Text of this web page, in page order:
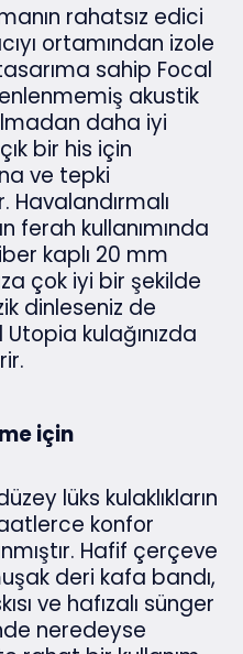
rahatsız edici
ortamından izole
sahip Focal
akustik
daha iyi
bir his için
ve tepki
Havalandırmalı
ferah kullanımında
kaplı 20 mm
çok iyi bir şekilde
dinleseniz de
kulağınızda
için
lüks kulaklıkların
konfor
Hafif çerçeve
deri kafa bandı,
ve hafızalı sünger
neredeyse